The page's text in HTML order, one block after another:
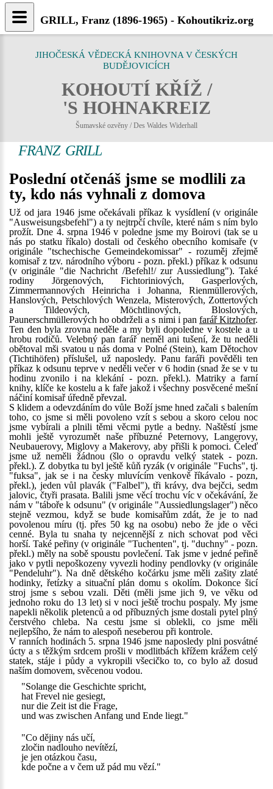
JIHOČESKÁ VĚDECKÁ KNIHOVNA V ČESKÝCH
BUDĚJOVICÍCH
KOHOUTÍ KŘÍŽ /
'S HOHNAKREIZ
Šumavské ozvěny / Des Waldes Widerhall
FRANZ GRILL
Poslední otčenáš jsme se modlili za
ty, kdo nás vyhnali z domova
Už od jara 1946 jsme očekávali příkaz k vysídlení (v originále
"Ausweisungsbefehl") a ty nejtrpčí chvíle, které nám s ním bylo
prožít. Dne 4. srpna 1946 v poledne jsme my Boirovi (tak se u
nás po statku říkalo) dostali od českého obecního komisaře (v
originále "tschechische Gemeindekomissar" - rozuměj zřejmě
komisař z tzv. národního výboru - pozn. překl.) příkaz k odsunu
(v originále "die Nachricht /Befehl!/ zur Aussiedlung"). Také
rodiny Jörgenových, Fichtoriniových, Gasperlových,
Zimmermannových Heinricha i Johanna, Rienmüllerových,
Hanslových, Petschlových Wenzela, Misterových, Zottertových
a Tildeových, Möchtlinových, Bloslových,
Paunerschmüllerových ho obdrželi a s nimi i pan farář Kitzhofer.
Ten den byla zrovna neděle a my byli dopoledne v kostele a u
hrobu rodičů. Velebný pan farář neměl ani tušení, že tu neděli
obětoval mši svatou u nás doma v Polné (Stein), kam Dětochov
(Tichtihöfen) příslušel, už naposledy. Panu faráři pověděli ten
příkaz k odsunu teprve v neděli večer v 6 hodin (snad že se v tu
hodinu zvonilo i na klekání - pozn. překl.). Matriky a farní
knihy, klíče ke kostelu a k faře jakož i všechny posvěcené mešní
náčiní komisař úředně převzal.
S klidem a odevzdáním do vůle Boží jsme hned začali s balením
toho, co jsme si měli povoleno vzít s sebou a skoro celou noc
jsme vybírali a plnili těmi věcmi pytle a bedny. Naštěstí jsme
mohli ještě vyrozumět naše příbuzné Peternovy, Langerovy,
Neubauerovy, Miglovy a Makerovy, aby přišli k pomoci. Čeleď
jsme už neměli žádnou (šlo o opravdu velký statek - pozn.
překl.). Z dobytka tu byl ještě kůň ryzák (v originále "Fuchs", tj.
"fuksa", jak se i na česky mluvícím venkově říkávalo - pozn,
překl.), jeden vůl plavák ("Falbel"), tři krávy, dva bejčci, sedm
jalovic, čtyři prasata. Balili jsme věcí trochu víc v očekávání, že
nám v "táboře k odsunu" (v originále "Aussiedlungslager") něco
stejně vezmou, když se bude komisařům zdát, že je to nad
povolenou míru (tj. přes 50 kg na osobu) nebo že jde o věci
cenné. Byla tu snaha ty nejcennější z nich schovat pod věci
horší. Také peřiny (v originále "Tuchenten", tj. "duchny" - pozn.
překl.) měly na sobě spoustu povlečení. Tak jsme v jedné peřině
jako v pytli nepoškozeny vyvezli hodiny pendlovky (v originále
"Pendeluhr"). Na dně dětského kočárku jsme měli zašity zlaté
hodinky, řetízky a situační plán domu s okolím. Dokonce šicí
stroj jsme s sebou vzali. Děti (měli jsme jich 9, ve věku od
jednoho roku do 13 let) si v noci ještě trochu pospaly. My jsme
napekli několik pletenců a od příbuzných jsme dostali pytel plný
čerstvého chleba. Na cestu jsme si oblekli, co jsme měli
nejlepšího, že nám to alespoň neseberou při kontrole.
V ranních hodinách 5. srpna 1946 jsme naposledy plni posvátné
úcty a s těžkým srdcem prošli v modlitbách křížem krážem celý
statek, stáje i půdy a vykropili všecičko to, co bylo až dosud
naším domovem, svěcenou vodou.
"Solange die Geschichte spricht,
hat Frevel nie gesiegt,
nur die Zeit ist die Frage,
und was zwischen Anfang und Ende liegt."
"Co dějiny nás učí,
zločin nadlouho nevítězí,
je jen otázkou času,
kde počne a v čem už pád mu vězí."
GRILL, Franz (1896-1965) - Kohoutikriz.org